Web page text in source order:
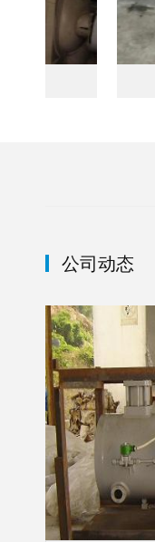
公司动态